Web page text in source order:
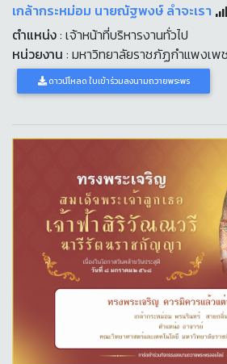
เกล้ากระหม่อม นายณัฐพงษ์ ลำจะเรา
ตำแหน่ง: เจ้าหน้าที่บริหารงานทั่วไป
หน่วยงาน : มหาวิทยาลัยราชภัฏกำแพงเพ
ดาวน์โหลด ใบเข้าร่วมลงนามถวายพระพร